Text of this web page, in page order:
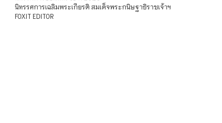
นิทรรศการเฉลิมพระเกียรติ สมเด็จพระกนิษฐาธิราชเจ้าฯ
FOXIT EDITOR